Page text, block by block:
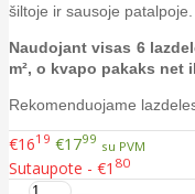
šiltoje ir sausoje patalpoje.
Naudojant visas 6
m², o kvapo pakaks net
Rekomenduojame
€1619 €1799 su PVM
Sutaupote - €1 80